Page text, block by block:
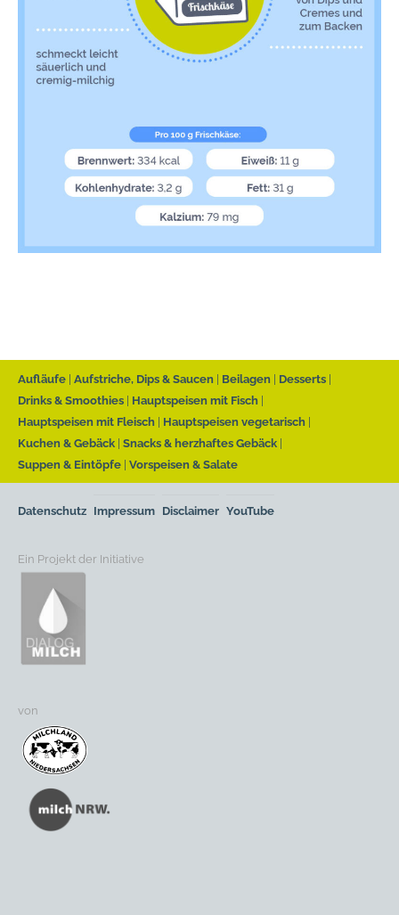
Aufläufe Aufstriche, Dips & Saucen Beilagen
Desserts
Drinks & Smoothies
Hauptspeisen mit Fisch
Hauptspeisen mit Fleisch
Hauptspeisen vegetarisch
Kuchen & Gebäck Snacks & herzhaftes Gebäck
Suppen & Eintöpfe Vorspeisen & Salate
Datenschutz Impressum Disclaimer YouTube
Ein Projekt der Initiative
von